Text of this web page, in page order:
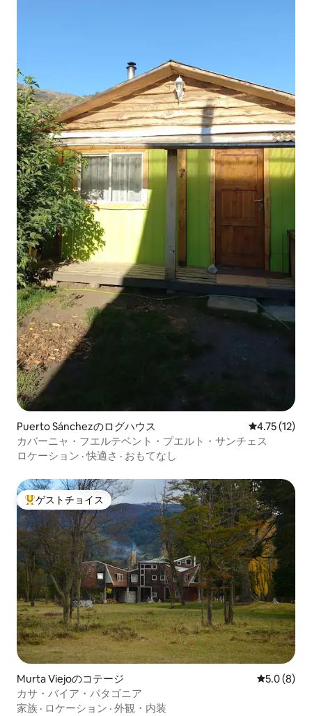
Puerto Sánchezのログハウス レビュー12
4.75 (12)
カバーニャ・フエルテベント・プエルト・サンチェス
ロケーション ·快適さ · おもてなし
大好評のゲストチョイスです。
ゲストチョイス
Murta Viejoのコテージ レビュー8
5.0 (8)
カサ・バイア・パタゴニア
家族 · ロケーション · 外観・内装